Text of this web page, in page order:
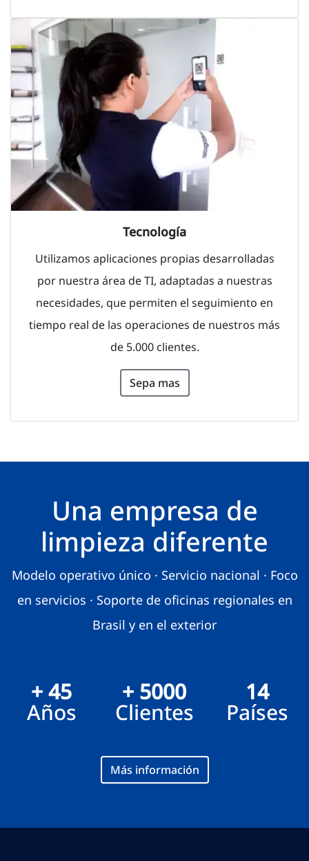
Tecnología
Utilizamos aplicaciones propias desarrolladas
por nuestra área de TI, adaptadas a nuestras
necesidades, que permiten el seguimiento en
tiempo real de las operaciones de nuestros más
de 5.000 clientes.
Sepa mas
Una empresa de
limpieza diferente
Modelo operativo único · Servicio nacional · Foco
en servicios · Soporte de oficinas regionales en
Brasil y en el exterior
+ 45
Años
+ 5000
Clientes
14
Países
Más información